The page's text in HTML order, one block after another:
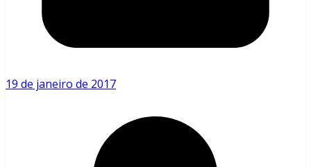
19 de janeiro de 2017